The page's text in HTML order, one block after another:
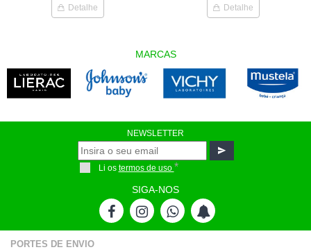
Detalhe Detalhe
MARCAS
NEWSLETTER
Li os termos de uso *
SIGA-NOS
PORTES DE ENVIO